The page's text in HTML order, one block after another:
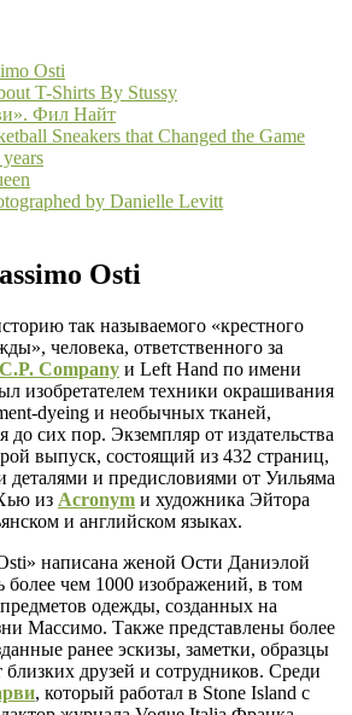
Osti
T-Shirts By Stussy
Фил Найт
Sneakers that Changed the Game
by Danielle Levitt
Osti
так называемого «крестного
человека, ответственного за
C.P. Company и Left Hand по имени
изобретателем техники окрашивания
dyeing и необычных тканей,
до сих пор. Экземпляр от издательства
выпуск, состоящий из 432 страниц,
и предисловиями от Уильяма
из Acronym и художника Эйтора
и английском языках.
написана женой Ости Даниэлой
более чем 1000 изображений, в том
одежды, созданных на
Массимо. Также представлены более
ранее эскизы, заметки, образцы
друзей и сотрудников. Среди
, который работал в Stone Island с